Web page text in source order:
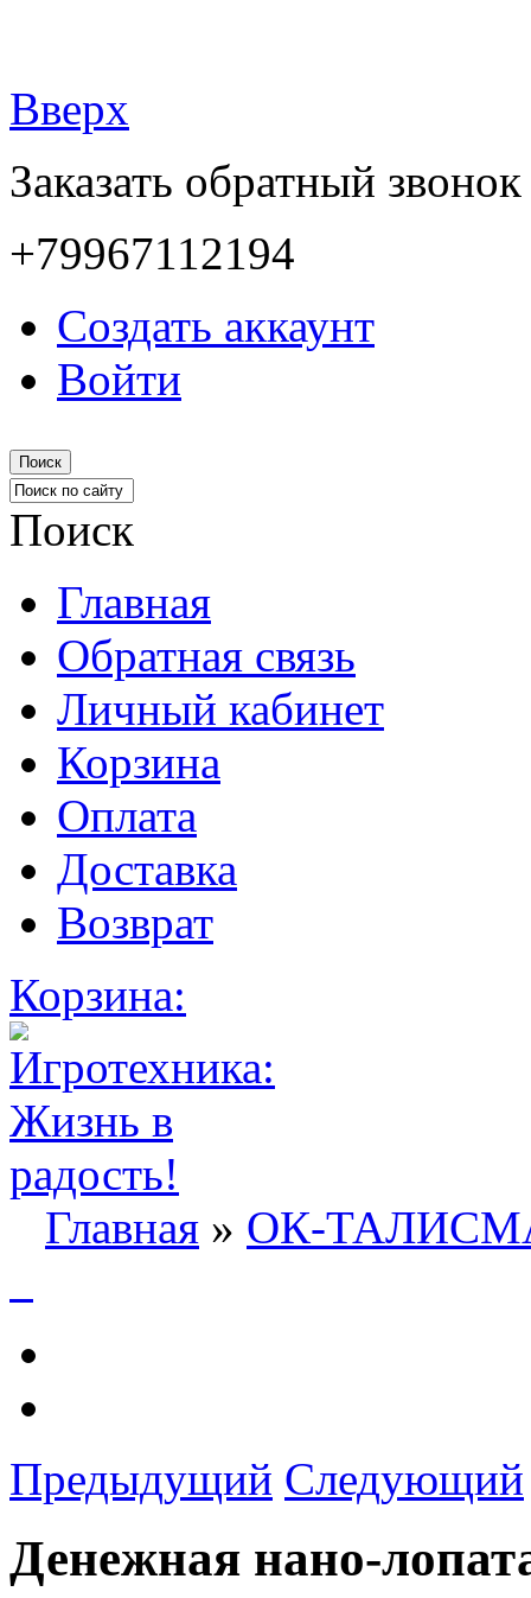
Вверх
Заказать обратный звонок
+79967112194
Создать аккаунт
Войти
Поиск
Поиск
Главная
Обратная связь
Личный кабинет
Корзина
Оплата
Доставка
Возврат
Корзина:
Главная » ОК-
Предыдущий Следующий
Денежная нано-